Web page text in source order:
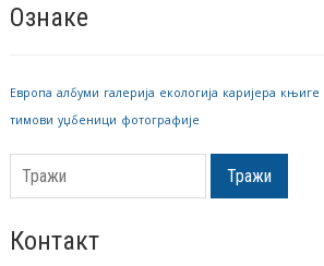
Ознаке
Европа албуми галерија екологија каријера књиге
тимови уџбеници фотографије
Тражи
Контакт